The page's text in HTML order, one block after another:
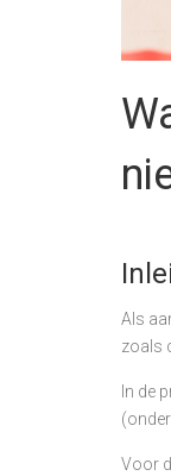
Als
zoals
In de
Voor